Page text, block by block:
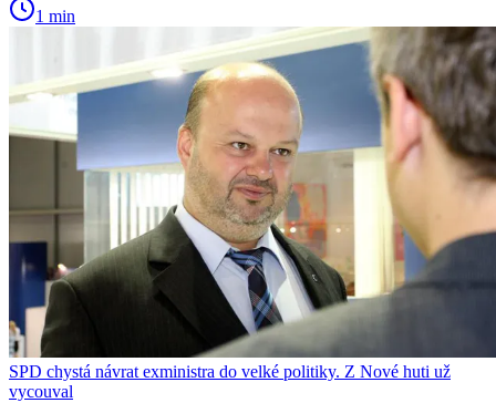
1 min
SPD chystá návrat exministra do velké politiky. Z Nové huti už
vycouval